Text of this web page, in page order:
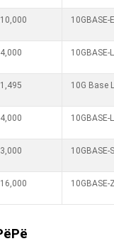
10GBASE-
10GBASE-
10G Base
10GBASE-
10GBASE-
10GBASE-